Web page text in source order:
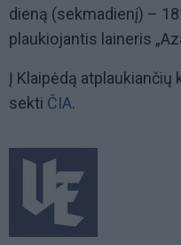
dieną (sekmadienį) –
plaukiojantis laineris
Į Klaipėdą atplaukiančių
sekti ČIA.